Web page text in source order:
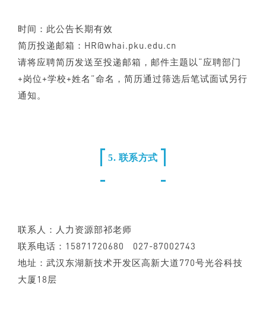
时间：此公告长期有效
简历投递邮箱：HR@whai.pku.edu.cn
请将应聘简历发送至投递邮箱，邮件主题以“应聘部门
+岗位+学校+姓名”命名，简历通过筛选后笔试面试另行
通知。
5. 联系方式
联系人：人力资源部祁老师
联系电话：15871720680 027-87002743
地址：武汉东湖新技术开发区高新大道770号光谷科技
大厦18层